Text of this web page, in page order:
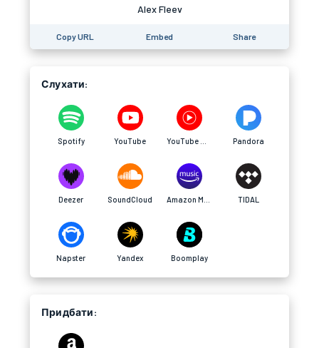
Alex Fleev
Copy URL Embed Share
Слухати:
Spotify YouTube Pandora
Deezer SoundCloud TIDAL
Napster Yandex Boomplay
Придбати: